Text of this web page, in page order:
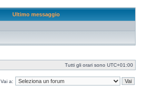
Ultimo messaggio
Tutti gli orari sono UTC+01:00
Vai a: